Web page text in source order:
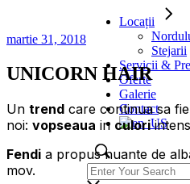
Locații
Stejarii
Servicii &
Oferte
Galerie
Contact
martie 31, 2018
UNICORN HAIR
Un trend care continua sa
noi: vopseaua in culori
Fendi a propus nuante de
mov.